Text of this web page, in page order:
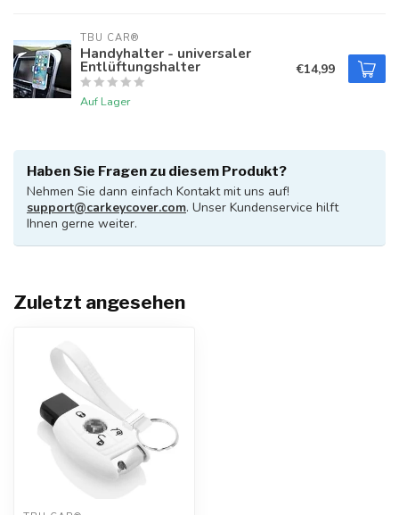
TBU CAR®
Handyhalter - universaler
Entlüftungshalter
Auf Lager
€14,99
Haben Sie Fragen zu diesem Produkt?
Nehmen Sie dann einfach Kontakt mit uns auf!
support@carkeycover.com. Unser Kundenservice hilft
Ihnen gerne weiter.
Zuletzt angesehen